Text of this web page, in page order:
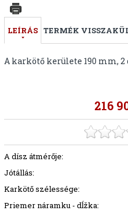
LEÍRÁS TERMÉK
A karkötő kerülete 190 mm,
216
A dísz átmérője:
Jótállás:
Karkötő szélessége:
Priemer náramku - dĺžka: